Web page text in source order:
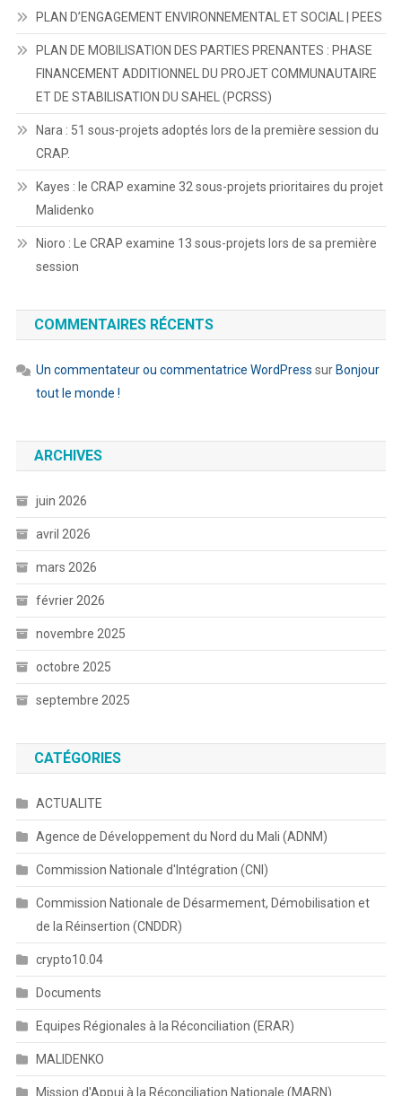
PLAN D’ENGAGEMENT ENVIRONNEMENTAL ET SOCIAL | PEES
PLAN DE MOBILISATION DES PARTIES PRENANTES : PHASE
FINANCEMENT ADDITIONNEL DU PROJET COMMUNAUTAIRE
ET DE STABILISATION DU SAHEL (PCRSS)
Nara : 51 sous-projets adoptés lors de la première session du
CRAP.
Kayes : le CRAP examine 32 sous-projets prioritaires du projet
Malidenko
Nioro : Le CRAP examine 13 sous-projets lors de sa première
session
COMMENTAIRES RÉCENTS
Un commentateur ou commentatrice WordPress sur Bonjour
tout le monde !
ARCHIVES
juin 2026
avril 2026
mars 2026
février 2026
novembre 2025
octobre 2025
septembre 2025
CATÉGORIES
ACTUALITE
Agence de Développement du Nord du Mali (ADNM)
Commission Nationale d'Intégration (CNI)
Commission Nationale de Désarmement, Démobilisation et
de la Réinsertion (CNDDR)
crypto10.04
Documents
Equipes Régionales à la Réconciliation (ERAR)
MALIDENKO
Mission d'Appui à la Réconciliation Nationale (MARN)